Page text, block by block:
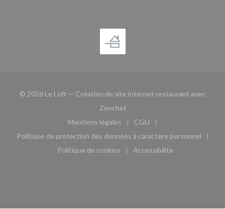
© 2026 Le Loft — Création de site internet restaurant avec
Zenchef((ouvre une nouvelle fenêtre))
Mentions légales
((ouvre une nouvelle fenêtre))
CGU
((ouvre une nouvelle
Politique de protection des données à caractère personnel
((ouvre une nouvelle fenêtre))
Politique de cookies
((ouvre une nouvelle fenêtre))
Accessibilite